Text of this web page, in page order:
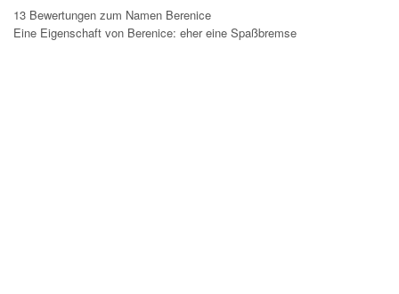
13 Bewertungen zum Namen Berenice
Eine Eigenschaft von Berenice: eher eine Spaßbremse